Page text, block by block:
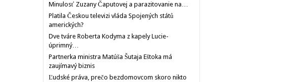
Minulosť Zuzany Čaputovej a parazitovanie na…
Platila Českou televizi vláda Spojených států
amerických?
Dve tváre Roberta Kodyma z kapely Lucie-
úprimný…
Partnerka ministra Matúša Šutaja Eštoka má
zaujímavý biznis
Ľudské práva, prečo bezdomovcom skoro nikto